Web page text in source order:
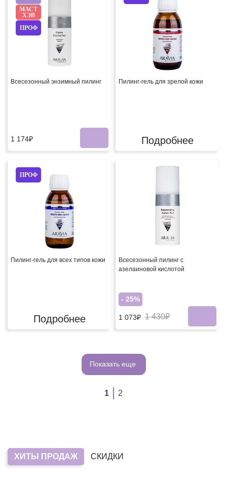
МАСТ
ХЭВ
ПРОФ
Всесезонный энзимный пилинг
1 174₽
Пилинг-гель для зрелой кожи
Подробнее
ПРОФ
Пилинг-гель для всех типов кожи
Подробнее
Всесезонный пилинг с
азелаиновой кислотой
- 25%
1 073₽ 1 430₽
Показать еще
1 2
ХИТЫ ПРОДАЖ СКИДКИ